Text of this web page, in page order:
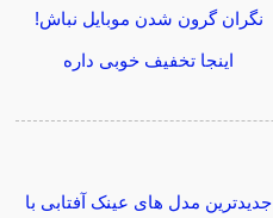
نگران گرون شدن موبایل نباش!
اینجا تخفیف خوبی داره
جدیدترین مدل های عینک آفتابی با